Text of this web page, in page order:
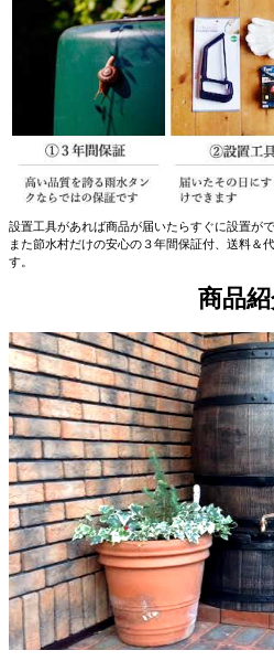
設置工具があれば商品が届いたらすぐに設置がで
また節水村だけの安心の３年間保証付、送料＆
す。
商品